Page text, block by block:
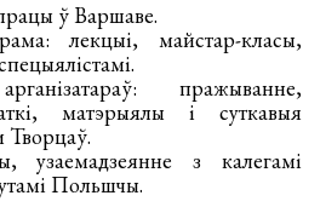
ў Варшаве.
лекцыі, майстар-класы,
пражыванне,
матэрыялы і суткавыя
узаемадзеянне з калегамі
Польшчы.